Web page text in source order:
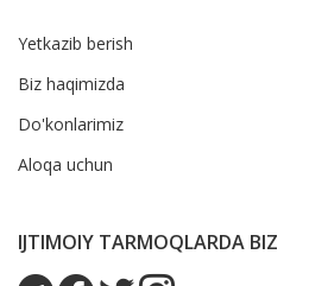
Yetkazib berish
Biz haqimizda
Do'konlarimiz
Aloqa uchun
IJTIMOIY TARMOQLARDA BIZ